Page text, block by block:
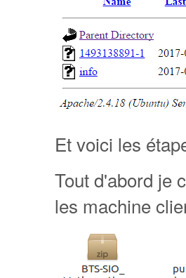
Et voici les
Tout d'abord je
les machine